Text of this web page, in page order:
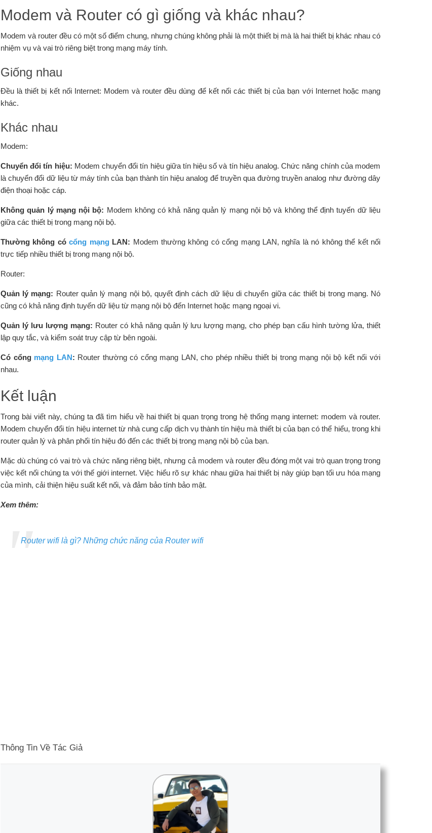
Modem và Router có gì giống và khác nhau?
Modem và router đều có một số điểm chung, nhưng chúng không phải là một thiết bị mà là hai thiết bị khác nhau có
nhiệm vụ và vai trò riêng biệt trong mạng máy tính.
Giống nhau
Đều là thiết bị kết nối Internet: Modem và router đều dùng để kết nối các thiết bị của bạn với Internet hoặc mạng
khác.
Khác nhau
Modem:
Chuyển đổi tín hiệu: Modem chuyển đổi tín hiệu giữa tín hiệu số và tín hiệu analog. Chức năng chính của modem
là chuyển đổi dữ liệu từ máy tính của bạn thành tín hiệu analog để truyền qua đường truyền analog như đường dây
điện thoại hoặc cáp.
Không quản lý mạng nội bộ: Modem không có khả năng quản lý mạng nội bộ và không thể định tuyến dữ liệu
giữa các thiết bị trong mạng nội bộ.
Thường không cócổng mạngLAN: Modem thường không có cổng mạng LAN, nghĩa là nó không thể kết nối
trực tiếp nhiều thiết bị trong mạng nội bộ.
Router:
Quản lý mạng: Router quản lý mạng nội bộ, quyết định cách dữ liệu di chuyển giữa các thiết bị trong mạng. Nó
cũng có khả năng định tuyến dữ liệu từ mạng nội bộ đến Internet hoặc mạng ngoại vi.
Quản lý lưu lượng mạng: Router có khả năng quản lý lưu lượng mạng, cho phép bạn cấu hình tường lửa, thiết
lập quy tắc, và kiểm soát truy cập từ bên ngoài.
Có cổng mạng LAN: Router thường có cổng mạng LAN, cho phép nhiều thiết bị trong mạng nội bộ kết nối với
nhau.
Kết luận
Trong bài viết này, chúng ta đã tìm hiểu về hai thiết bị quan trọng trong hệ thống mạng internet: modem và router.
Modem chuyển đổi tín hiệu internet từ nhà cung cấp dịch vụ thành tín hiệu mà thiết bị của bạn có thể hiểu, trong khi
router quản lý và phân phối tín hiệu đó đến các thiết bị trong mạng nội bộ của bạn.
Mặc dù chúng có vai trò và chức năng riêng biệt, nhưng cả modem và router đều đóng một vai trò quan trọng trong
việc kết nối chúng ta với thế giới internet. Việc hiểu rõ sự khác nhau giữa hai thiết bị này giúp bạn tối ưu hóa mạng
của mình, cải thiện hiệu suất kết nối, và đảm bảo tính bảo mật.
Xem thêm:
Router wifi là gì? Những chức năng của Router wifi
Thông Tin Về Tác Giả